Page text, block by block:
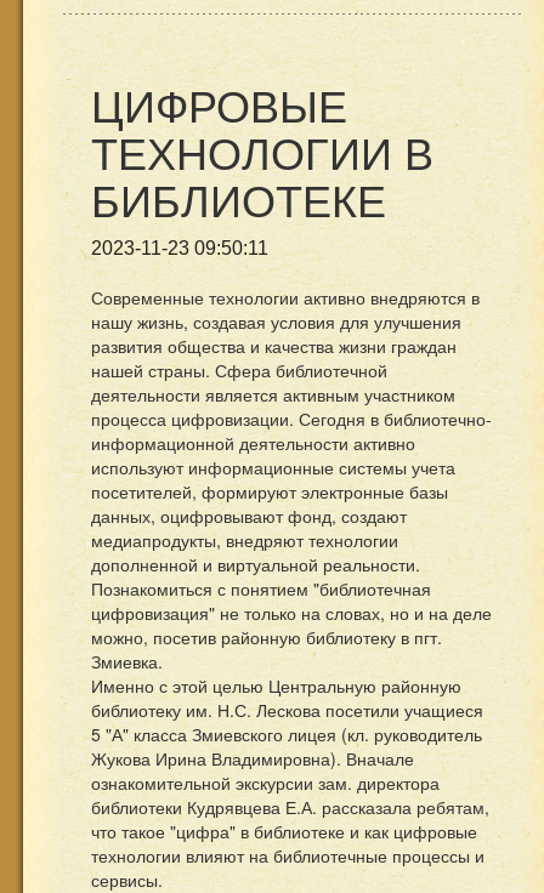
ЦИФРОВЫЕ
ТЕХНОЛОГИИ В
БИБЛИОТЕКЕ
2023-11-23 09:50:11
Современные технологии активно внедряются в
нашу жизнь, создавая условия для улучшения
развития общества и качества жизни граждан
нашей страны. Сфера библиотечной
деятельности является активным участником
процесса цифровизации. Сегодня в библиотечно-
информационной деятельности активно
используют информационные системы учета
посетителей, формируют электронные базы
данных, оцифровывают фонд, создают
медиапродукты, внедряют технологии
дополненной и виртуальной реальности.
Познакомиться с понятием "библиотечная
цифровизация" не только на словах, но и на деле
можно, посетив районную библиотеку в пгт.
Змиевка.
Именно с этой целью Центральную районную
библиотеку им. Н.С. Лескова посетили учащиеся
5 "А" класса Змиевского лицея (кл. руководитель
Жукова Ирина Владимировна). Вначале
ознакомительной экскурсии зам. директора
библиотеки Кудрявцева Е.А. рассказала ребятам,
что такое "цифра" в библиотеке и как цифровые
технологии влияют на библиотечные процессы и
сервисы.